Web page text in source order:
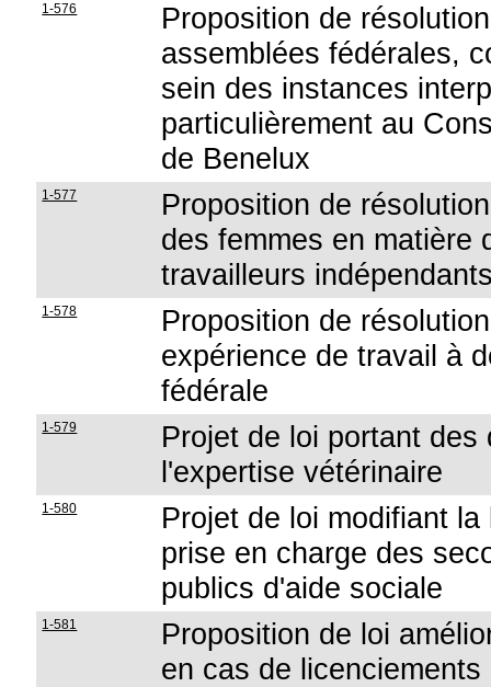
1-576
Proposition de
assemblées fédérales,
sein des instances
particulièrement au
de Benelux
1-577
Proposition de
des femmes en matière
travailleurs
1-578
Proposition de
expérience de travail à
fédérale
1-579
Projet de loi portant
l'expertise vétérinaire
1-580
Projet de loi modifiant
prise en charge des
publics d'aide sociale
1-581
Proposition de loi
en cas de